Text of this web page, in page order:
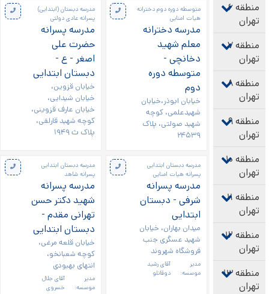
منطقه ۶
تهران
منطقه ۷
تهران
منطقه ۸
تهران
منطقه ۹
تهران
منطقه ۱۰
تهران
منطقه ۱۱
تهران
منطقه ۱۲
تهران
منطقه ۱۳
تهران
متوسطه دوره دوم دخترانه
هیات امنایی
مدرسه دخترانه
معلم شهید
دخانچی -
متوسطه دوره
دوم
خیابان ابوذر،خیابان
شهیدعلمی، کوچه
شهید صولتی، پلاک
۲۴۵۳۹
مدرسه دبستان (ابتدایی)
پسرانه عادی دولتی
مدرسه پسرانه
حضرت علی
اصغر - ع -
دبستان ابتدایی
خیابان قزوین،
خیابان شیدایی،
خیابان عارف قزوینی،
کوچه شهید قارلقی،
پلاک ث ۱۹۴۹
مدرسه دبستان ابتدایی
پسرانه هیات امنایی
مدرسه پسرانه
شرفی - دبستان
ابتدایی
میدان بهاران، خیابان
شهید عسگری جنب
فروشگاه شهروند
مدیر
موسسه:
آقای رشید
دوقانلو
مدرسه دبستان ابتدایی
پسرانه شاهد
مدرسه پسرانه
شهید دکتر حسن
تهرانی مقدم -
دبستان ابتدایی
خیابان قلعه مرغی،
کوچه شعبانخو،
انتهای بهبودی
مدیر
موسسه:
آقای جلال
خسروی